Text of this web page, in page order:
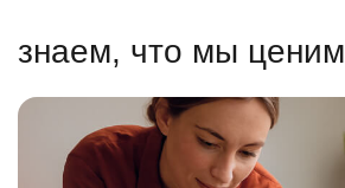
знаем, что мы ценим